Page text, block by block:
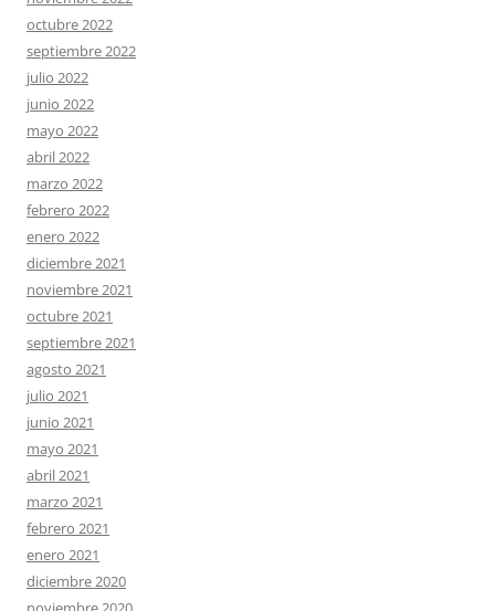
octubre 2022
septiembre 2022
julio 2022
junio 2022
mayo 2022
abril 2022
marzo 2022
febrero 2022
enero 2022
diciembre 2021
noviembre 2021
octubre 2021
septiembre 2021
agosto 2021
julio 2021
junio 2021
mayo 2021
abril 2021
marzo 2021
febrero 2021
enero 2021
diciembre 2020